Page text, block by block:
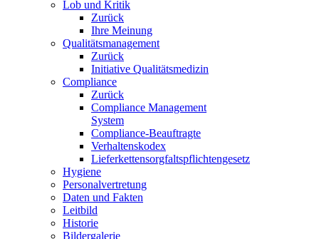
Lob und Kritik
Zurück
Ihre Meinung
Qualitätsmanagement
Zurück
Initiative Qualitätsmedizin
Compliance
Zurück
Compliance Management
System
Compliance-Beauftragte
Verhaltenskodex
Lieferkettensorgfaltspflichtengesetz
Hygiene
Personalvertretung
Daten und Fakten
Leitbild
Historie
Bildergalerie